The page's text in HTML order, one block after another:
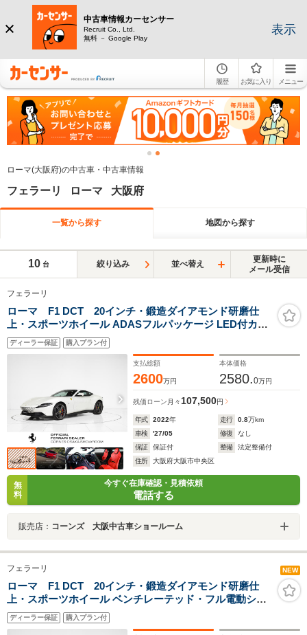
中古車情報カーセンサー
Recruit Co., Ltd.
無料 － Google Play
表示
履歴 お気に入り メニュー
ローマ(大阪府)の中古車・中古車情報
フェラーリ ローマ 大阪府
一覧から探す 地図から探す
10 台 絞り込み 並べ替え
更新時に
メール受信
フェラーリ
ローマ F1 DCT 20インチ・鍛造ダイアモンド研磨仕
上・スポーツホイール ADASフルパッケージ LED付カー
ボンファイバー製ステアリングホイール カラーカーペッ
トロゴ刺繍
ディーラー保証 購入プラン付
支払総額
2600万円
本体価格
2580.0万円
残価ローン 月々107,500円
年式 2022年 走行 0.8万km
車検
'27/05 修復
なし
保証
保証付 整備
法定整備付
住所
大阪府大阪市中央区
無
料
今すぐ在庫確認・見積依頼
電話する
販売店： コーンズ 大阪中古車ショールーム
フェラーリ NEW
ローマ F1 DCT 20インチ・鍛造ダイアモンド研磨仕
上・スポーツホイール ベンチレーテッド・フル電動シー
ト ハイパワー HIFI システム LED付カーボンファイバー
製ステアリングホイール サラウンドビュー アップルカー
ディーラー保証 購入プラン付